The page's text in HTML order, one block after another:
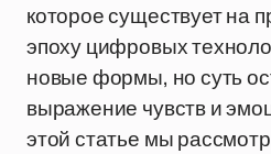
которое существует на
эпоху цифровых
новые формы, но суть
выражение чувств и
этой статье мы